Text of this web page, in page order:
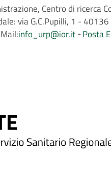
Centro di
via G.C.Pupilli, 1 -
info_urp@ior.it Posta